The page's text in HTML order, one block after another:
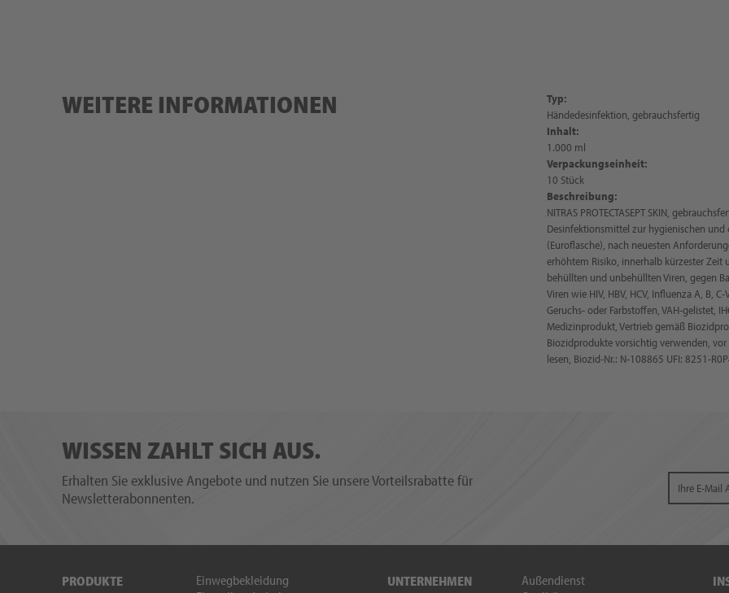
WEITERE INFORMATIONEN
Typ:
Händedesinfektion, gebrauchsfertig
Inhalt:
1.000 ml
Verpackungseinheit:
10 Stück
Beschreibung:
NITRAS PROTECTASEPT SKIN,
Desinfektionsmittel zur hygienischen
(Euroflasche), nach neuesten
erhöhtem Risiko, innerhalb kürzester Zeit
behüllten und unbehüllten Viren, gegen
Viren wie HIV, HBV, HCV, Influenza A, B,
Geruchs- oder Farbstoffen, VAH-gelistet,
Medizinprodukt, Vertrieb gemäß
Biozidprodukte vorsichtig verwenden,
lesen, Biozid-Nr.: N-108865 UFI: 8251-
WISSEN ZAHLT SICH AUS.
Erhalten Sie exklusive Angebote und nutzen Sie unsere Vorteilsrabatte für
Newsletterabonnenten.
PRODUKTE
Einwegbekleidung
UNTERNEHMEN
Außendienst